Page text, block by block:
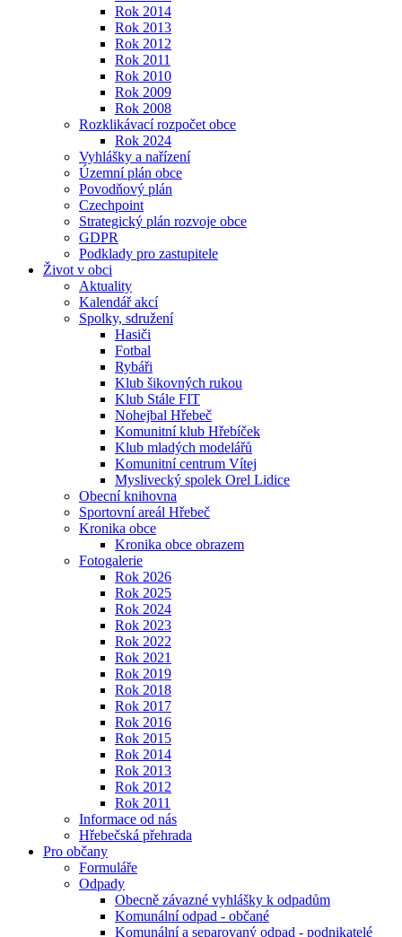
Rok 2014
Rok 2013
Rok 2012
Rok 2011
Rok 2010
Rok 2009
Rok 2008
Rozklikávací rozpočet obce
Rok 2024
Vyhlášky a nařízení
Územní plán obce
Povodňový plán
Czechpoint
Strategický plán rozvoje obce
GDPR
Podklady pro zastupitele
Život v obci
Aktuality
Kalendář akcí
Spolky, sdružení
Hasiči
Fotbal
Rybáři
Klub šikovných rukou
Klub Stále FIT
Nohejbal Hřebeč
Komunitní klub Hřebíček
Klub mladých modelářů
Komunitní centrum Vítej
Myslivecký spolek Orel Lidice
Obecní knihovna
Sportovní areál Hřebeč
Kronika obce
Kronika obce obrazem
Fotogalerie
Rok 2026
Rok 2025
Rok 2024
Rok 2023
Rok 2022
Rok 2021
Rok 2019
Rok 2018
Rok 2017
Rok 2016
Rok 2015
Rok 2014
Rok 2013
Rok 2012
Rok 2011
Informace od nás
Hřebečská přehrada
Pro občany
Formuláře
Odpady
Obecně závazné vyhlášky k odpadům
Komunální odpad - občané
Komunální a separovaný odpad - podnikatelé